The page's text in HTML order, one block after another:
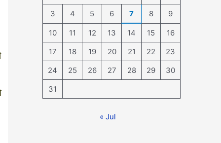
3
4 5 6 7 8 9
10 11 12 13 14 15
16
17
18 19 20 21 22
23
24
25 26 27 28 29
30
31
« Jul